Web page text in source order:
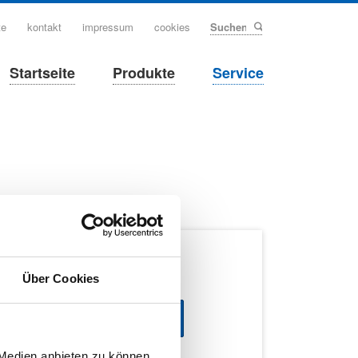
Über Cookies
Navigation
überspringen
Startseite Produkte Service
kontakt impressum cookies